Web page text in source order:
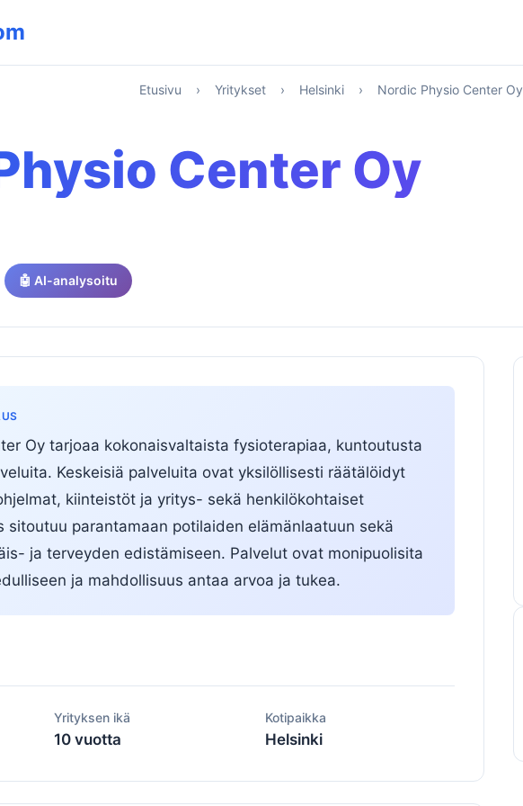
Etusivu › Yritykset › Helsinki › Nordic Physio Center Oy
Center Oy
🤖 AI-analysoitu
Oy tarjoaa kokonaisvaltaista fysioterapiaa, kuntoutusta
Keskeisiä palveluita ovat yksilöllisesti räätälöidyt
kiinteistöt ja yritys- sekä henkilökohtaiset
sitoutuu parantamaan potilaiden elämänlaatuun sekä
ja terveyden edistämiseen. Palvelut ovat monipuolisita
ja mahdollisuus antaa arvoa ja tukea.
Yrityksen ikä
10 vuotta
Kotipaikka
Helsinki